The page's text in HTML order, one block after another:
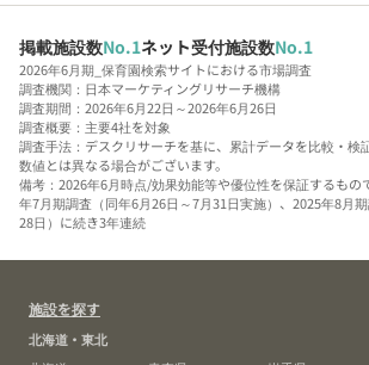
掲載施設数No.1ネット受付施設数No.1
2026年6月期_保育園検索サイトにおける市場調査
調査機関：日本マーケティングリサーチ機構
調査期間：2026年6月22日～2026年6月26日
調査概要：主要4社を対象
調査手法：デスクリサーチを基に、累計データを比較・検
数値とは異なる場合がございます。
備考：2026年6月時点/効果効能等や優位性を保証するもの
年7月期調査（同年6月26日～7月31日実施）、2025年8月
28日）に続き3年連続
施設を探す
北海道・東北